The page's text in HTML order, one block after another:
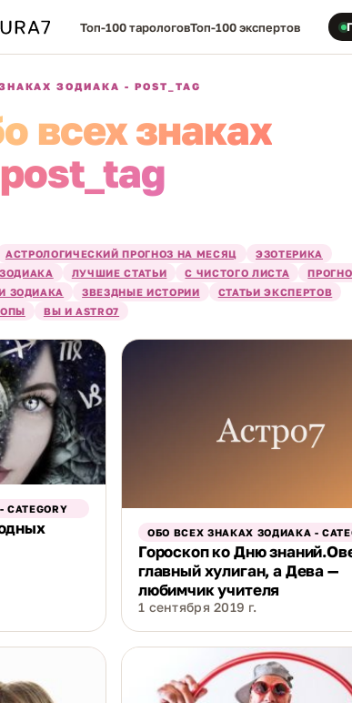
Топ-100 тарологовТоп-100 экспертов
ЗОДИАКА - POST_TAG
всех знаках
АСТРОЛОГИЧЕСКИЙ ПРОГНОЗ НА МЕСЯЦ
ЭЗОТЕРИКА
ЛУЧШИЕ СТАТЬИ С ЧИСТОГО ЛИСТА
ЗОДИАКА ЗВЕЗДНЫЕ ИСТОРИИ
СТАТЬИ ЭКСПЕРТОВ
ВЫ И ASTRO7
ОБО ВСЕХ ЗНАКАХ ЗОДИАКА -
Гороскоп ко Дню
главный хулиган, а Дева —
любимчик учителя
1 сентября 2019 г.